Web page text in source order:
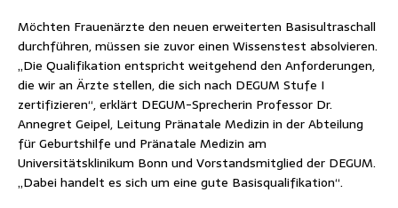
Möchten Frauenärzte den neuen erweiterten Basisultraschall
durchführen, müssen sie zuvor einen Wissenstest absolvieren.
„Die Qualifikation entspricht weitgehend den Anforderungen,
die wir an Ärzte stellen, die sich nach DEGUM Stufe I
zertifizieren“, erklärt DEGUM-Sprecherin Professor Dr.
Annegret Geipel, Leitung Pränatale Medizin in der Abteilung
für Geburtshilfe und Pränatale Medizin am
Universitätsklinikum Bonn und Vorstandsmitglied der DEGUM.
„Dabei handelt es sich um eine gute Basisqualifikation“.